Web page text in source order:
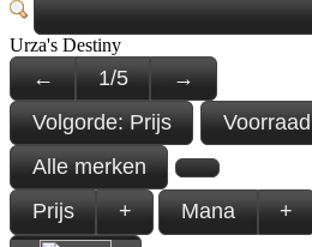
Urza's Destiny
← 1/5
→
Volgorde: Prijs
Voorraad
Alle merken
Prijs
+ Mana +